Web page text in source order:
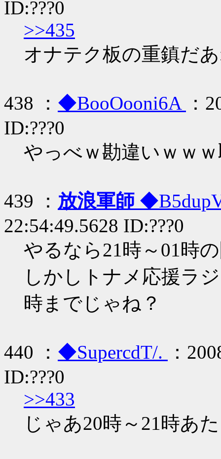
ID:???0
>>435
オナテク板の重鎮だ
438 ： ◆BooOooni6A
：
ID:???0
やっべｗ勘違いｗｗ
439 ： 放浪軍師
22:54:49.5628 ID:???0
やるなら21時～01時
しかしトナメ応援ラ
時までじゃね？
440 ： ◆SupercdT/.
：
ID:???0
>>433
じゃあ20時～21時あ